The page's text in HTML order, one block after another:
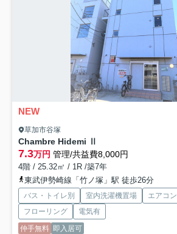
NEW
草加市谷塚
Chambre Hidemi Ⅱ
7.3万円 管理/共益費8,000円
4階 / 25.32㎡ / 1R /築7年
東武伊勢崎線「竹ノ塚」駅 徒歩26分
バス・トイレ別 室内洗濯機置場 エアコン
フローリング
電気有
仲手無料 即入居可